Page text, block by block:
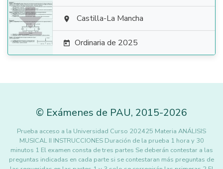
  Castilla-La Mancha
 Ordinaria de 2025
© Exámenes de PAU, 2015-2026
Prueba acceso a la Universidad Curso 202425 Materia ANÁLISIS
MUSICAL II INSTRUCCIONES Duración de la prueba 1 hora y 30
minutos 1 El examen consta de tres partes Se deberán contestar a las
preguntas indicadas en cada parte si se contestaran más preguntas de